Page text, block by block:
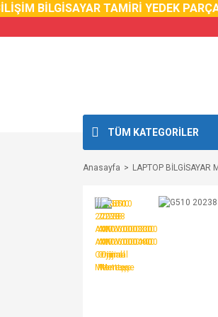
BİLGİSAYAR TAMİRİ YEDEK
TÜM KATEGORİLER
Anasayfa LAPTOP BİLGİSAYAR